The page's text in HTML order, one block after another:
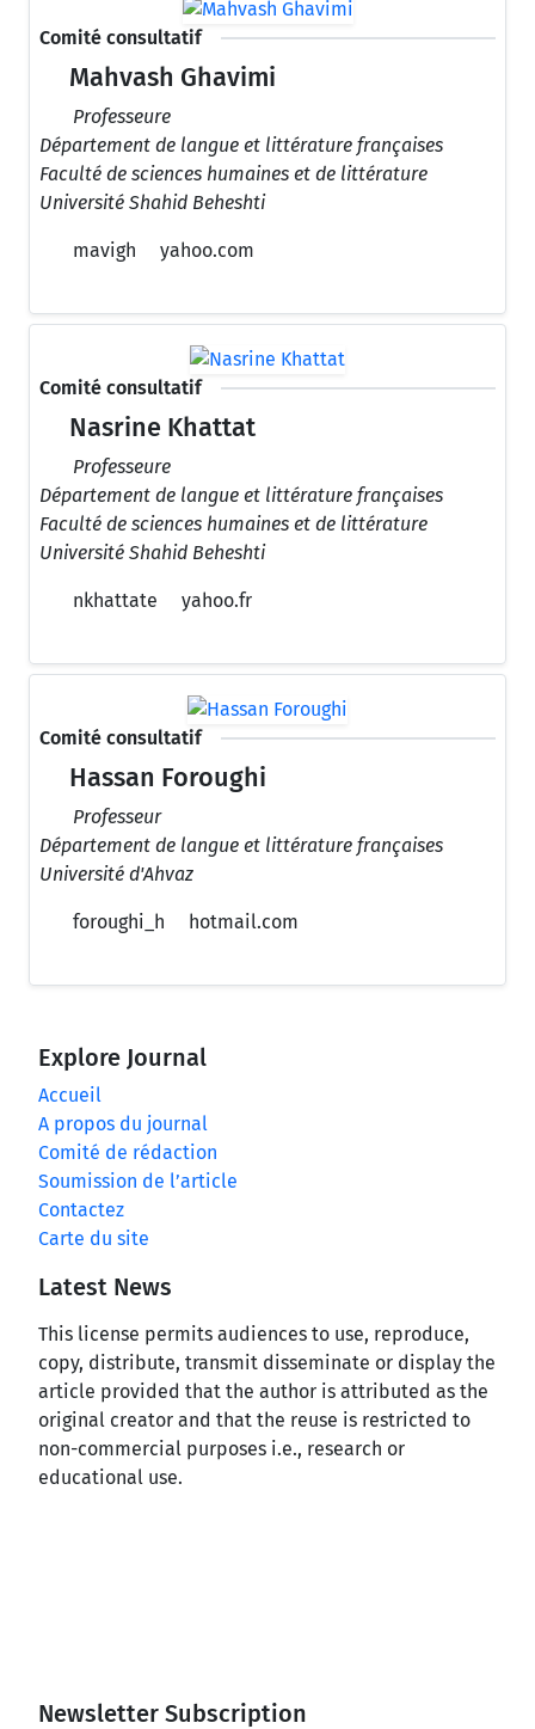
Comité consultatif
Mahvash Ghavimi
Professeure
Département de langue et littérature françaises
Faculté de sciences humaines et de littérature
Université Shahid Beheshti
mavigh yahoo.com
Comité consultatif
Nasrine Khattat
Professeure
Département de langue et littérature françaises
Faculté de sciences humaines et de littérature
Université Shahid Beheshti
nkhattate yahoo.fr
Comité consultatif
Hassan Foroughi
Professeur
Département de langue et littérature françaises
Université d'Ahvaz
foroughi_h hotmail.com
Explore Journal
Accueil
A propos du journal
Comité de rédaction
Soumission de l’article
Contactez
Carte du site
Latest News
This license permits audiences to use, reproduce,
copy, distribute, transmit disseminate or display the
article provided that the author is attributed as the
original creator and that the reuse is restricted to
non-commercial purposes i.e., research or
educational use.
Newsletter Subscription